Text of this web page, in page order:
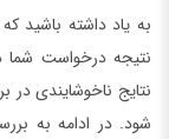
به یاد داشته باشید
نتیجه درخواست شما
نتایج ناخوشایندی
شود. در ادامه به